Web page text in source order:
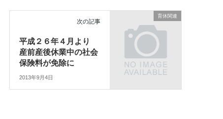
育休関連
次の記事
平成２６年４月より
産前産後休業中の社会
保険料が免除に
2013年9月4日